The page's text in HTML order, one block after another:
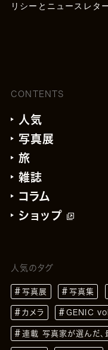
リシー とニュースレタ
CONTENTS
人気
写真展
旅
雑誌
コラム
ショップ
人気のタグ
写真展 写真集
カメラ GENIC
連載 写真家が選んだ、